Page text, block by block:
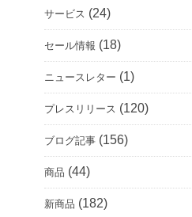
サービス (24)
セール情報 (18)
ニュースレター (1)
プレスリリース (120)
ブログ記事 (156)
商品 (44)
新商品 (182)